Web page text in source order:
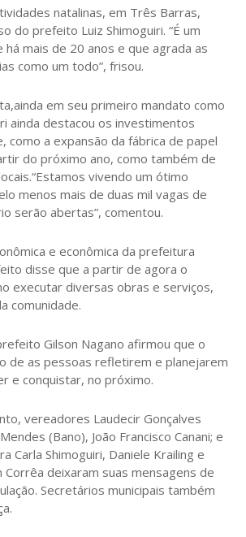
natalinas, em Três Barras,
do prefeito Luiz Shimoguiri. “É um
mais de 20 anos e que agrada as
como um todo”, frisou.
em seu primeiro mandato como
ainda destacou os investimentos
como a expansão da fábrica de papel
do próximo ano, como também de
vivendo um ótimo
menos mais de duas mil vagas de
serão abertas”, comentou.
e econômica da prefeitura
disse que a partir de agora o
executar diversas obras e serviços,
comunidade.
Gilson Nagano afirmou que o
de as pessoas refletirem e planejarem
e conquistar, no próximo.
vereadores Laudecir Gonçalves
(Bano), João Francisco Canani; e
Carla Shimoguiri, Daniele Krailing e
Corrêa deixaram suas mensagens de
Secretários municipais também